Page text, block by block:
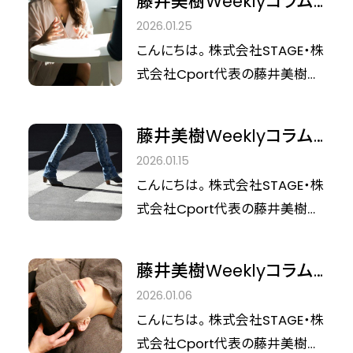
くるのが「場」や「チーム」の空気
です。 なぜか自然に回っている場
所。 特別な指示がなくても、前に
進んでいくチーム。 今日は、その
てみたいと思います。
Vol.18 信頼を損なわない
距離感。境界線と第一印
象の話
2026.01.25
こんにちは。 株式会社STAGE・株
式会社Cport代表の藤井美樹で
から生まれるものだ、という話を
しました。 今回はそこから一歩進
んで、 距離感がどのように外に表
れ、相手に伝わっていくのかにつ
藤井美樹Weeklyコラム
Vol.17 人との関係を整え
る。距離感は自分の軸か
ら生まれる
2026.01.15
こんにちは。 株式会社STAGE・株
式会社Cport代表の藤井美樹で
と、 自分自身のコンディションを
整えることについてお話ししてき
ました。 自分が整ってくると、不
藤井美樹Weeklyコラム
Vol.16 脳の休息が、すべ
ての整え方の土台になる
2026.01.06
こんにちは。 株式会社STAGE・株
式会社Cport代表の藤井美樹で